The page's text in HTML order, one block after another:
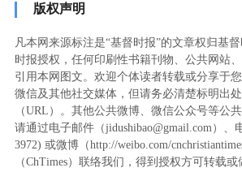
版权声明
凡本网来源标注是“基督时报”的文章权归基
时报授权，任何印刷性书籍刊物、公共网站
引用本网图文。欢迎个体读者转载或分享于
微信及其他社交媒体，但请务必清楚标明出
（URL）。其他公共微博、微信公众号等公
请通过电子邮件（jidushibao@gmail.com）、
3972) ‬或微博（http://weibo.com/
（ChTimes）联络我们，得到授权方可转载或